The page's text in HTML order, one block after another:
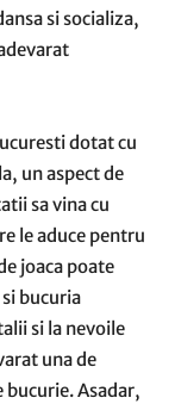
si socializa,
dotat cu
un aspect de
sa vina cu
le aduce pentru
joaca poate
bucuria
si la nevoile
una de
Asadar,